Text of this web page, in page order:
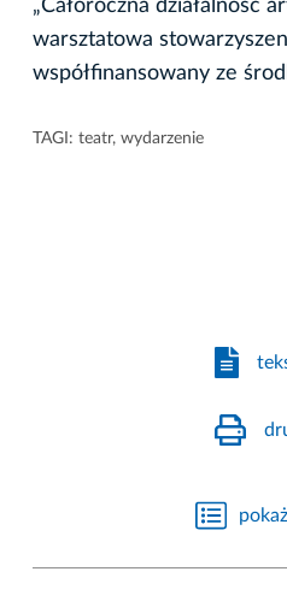
„Całoroczna działalność
warsztatowa
współfinansowany ze
TAGI: teatr, wydarzenie